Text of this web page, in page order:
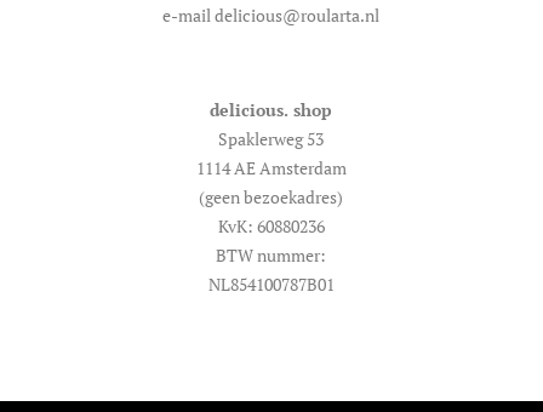
e-mail delicious@roularta.nl
delicious. shop
Spaklerweg 53
1114 AE Amsterdam
(geen bezoekadres)
KvK: 60880236
BTW nummer:
NL854100787B01